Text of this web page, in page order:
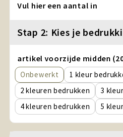
Vul hier een aantal in
Stap 2: Kies je
artikel voorzijde midden
Onbewerkt
1
2
3
4
5